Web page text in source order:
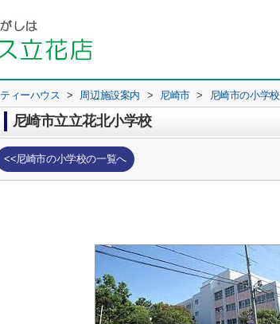
ティーハウス > 周辺施設案内 > 尼崎市 > 尼崎市の小学校
尼崎市立立花北小学校
<<尼崎市の小学校の一覧へ